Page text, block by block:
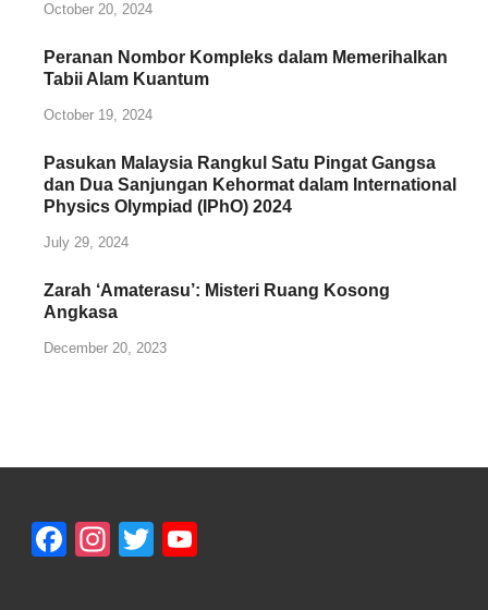
October 20, 2024
Peranan Nombor Kompleks dalam Memerihalkan
Tabii Alam Kuantum
October 19, 2024
Pasukan Malaysia Rangkul Satu Pingat Gangsa
dan Dua Sanjungan Kehormat dalam International
Physics Olympiad (IPhO) 2024
July 29, 2024
Zarah ‘Amaterasu’: Misteri Ruang Kosong
Angkasa
December 20, 2023
Facebook
Instagram
Twitter